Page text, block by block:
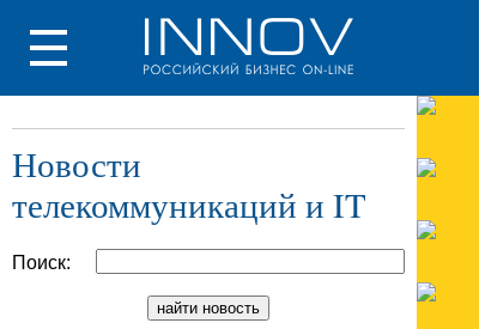
Новости
телекоммуникаций и IT
Поиск: